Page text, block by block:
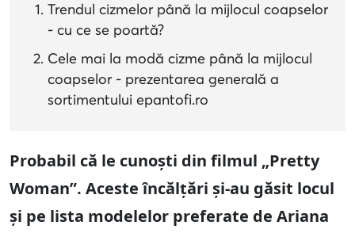
Trendul cizmelor până la mijlocul coapselor
- cu ce se poartă?
Cele mai la modă cizme până la mijlocul
coapselor - prezentarea generală a
sortimentului epantofi.ro
Probabil că le cunoști din filmul „Pretty
Woman”. Aceste încălțări și-au găsit locul
și pe lista modelelor preferate de Ariana